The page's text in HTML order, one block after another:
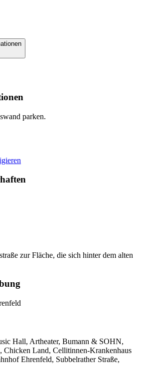
parken.
zur Fläche, die sich hinter dem alten
Hall, Artheater, Bumann & SOHN,
Land, Cellitinnen-Krankenhaus
Ehrenfeld, Subbelrather Straße,